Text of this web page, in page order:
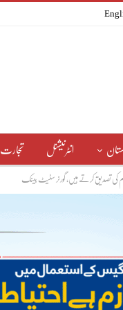
انٹرنیشنل تجارت
کی تصدیق کرتے ہیں، گورنر سٹیٹ بینک